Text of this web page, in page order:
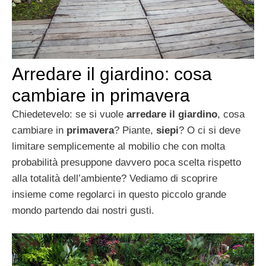
Arredare il giardino: cosa
cambiare in primavera
Chiedetevelo: se si vuole arredare il giardino, cosa
cambiare in primavera? Piante, siepi? O ci si deve
limitare semplicemente al mobilio che con molta
probabilità presuppone davvero poca scelta rispetto
alla totalità dell’ambiente? Vediamo di scoprire
insieme come regolarci in questo piccolo grande
mondo partendo dai nostri gusti.